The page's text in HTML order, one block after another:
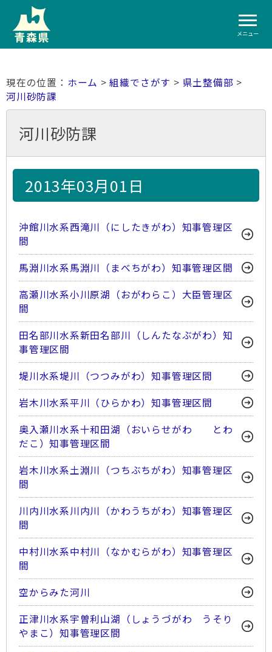
メニュー
ホーム >組織でさがす > 県土整備部 >
河川砂防課
河川砂防課
2013年03月01日
沖館川水系西滝川（にしたきがわ）知事管理区
間
馬淵川水系馬淵川（まべちがわ）知事管理区間
高瀬川水系小川原湖（おがわらこ）大臣管理区
間
田名部川水系新田名部川（しんたなぶがわ）知
事管理区間
堤川水系堤川（つつみがわ）知事管理区間
岩木川水系平川（ひらかわ）知事管理区間
奥入瀬川水系十和田湖（おいらせがわ とわ
だこ）知事管理区間
岩木川水系土淵川（つちぶちがわ）知事管理区
間
川内川水系川内川（かわうちがわ）知事管理区
間
中村川水系中村川（なかむらがわ）知事管理区
間
空からみた河川
正津川水系宇曽利山湖（しょうづがわ うそり
やまこ）知事管理区間